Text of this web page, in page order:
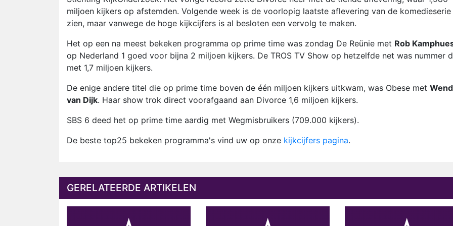
miljoen kijkers op afstemden. Volgende week is de voorlopig laatste aflevering van de
zien, maar vanwege de hoge kijkcijfers is al besloten een vervolg te maken.
Het op een na meest bekeken programma op prime time was zondag De Reünie met Rob
op Nederland 1 goed voor bijna 2 miljoen kijkers. De TROS TV Show op hetzelfde net was nummer
met 1,7 miljoen kijkers.
De enige andere titel die op prime time boven de één miljoen kijkers uitkwam, was Obese met
van Dijk. Haar show trok direct voorafgaand aan Divorce 1,6 miljoen kijkers.
SBS 6 deed het op prime time aardig met Wegmisbruikers (709.000 kijkers).
De beste top25 bekeken programma's vind uw op onze kijkcijfers pagina.
GERELATEERDE ARTIKELEN